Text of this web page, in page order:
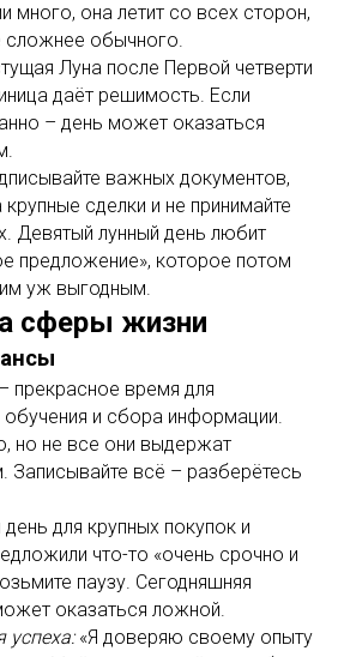
много, она летит со всех сторон,
сложнее обычного.
Луна после Первой четверти
даёт решимость. Если
– день может оказаться
важных документов,
сделки и не принимайте
Девятый лунный день любит
предложение», которое потом
уж выгодным.
сферы жизни
прекрасное время для
и сбора информации.
но не все они выдержат
Записывайте всё – разберётесь
для крупных покупок и
что-то «очень срочно и
паузу. Сегодняшняя
оказаться ложной.
«Я доверяю своему опыту